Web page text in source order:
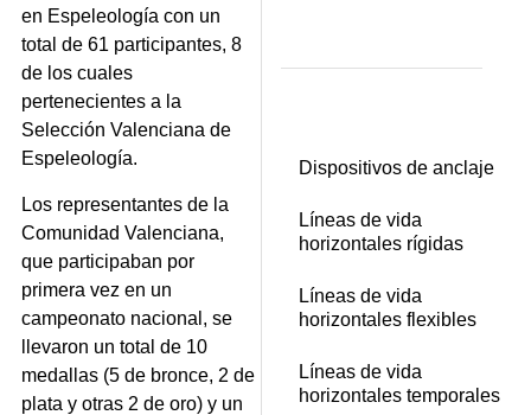
en Espeleología con un
total de 61 participantes, 8
de los cuales
pertenecientes a la
Selección Valenciana de
Espeleología.
Los representantes de la
Comunidad Valenciana,
que participaban por
primera vez en un
campeonato nacional, se
llevaron un total de 10
medallas (5 de bronce, 2 de
plata y otras 2 de oro) y un
Dispositivos de anclaje
Líneas de vida
horizontales rígidas
Líneas de vida
horizontales flexibles
Líneas de vida
horizontales temporales